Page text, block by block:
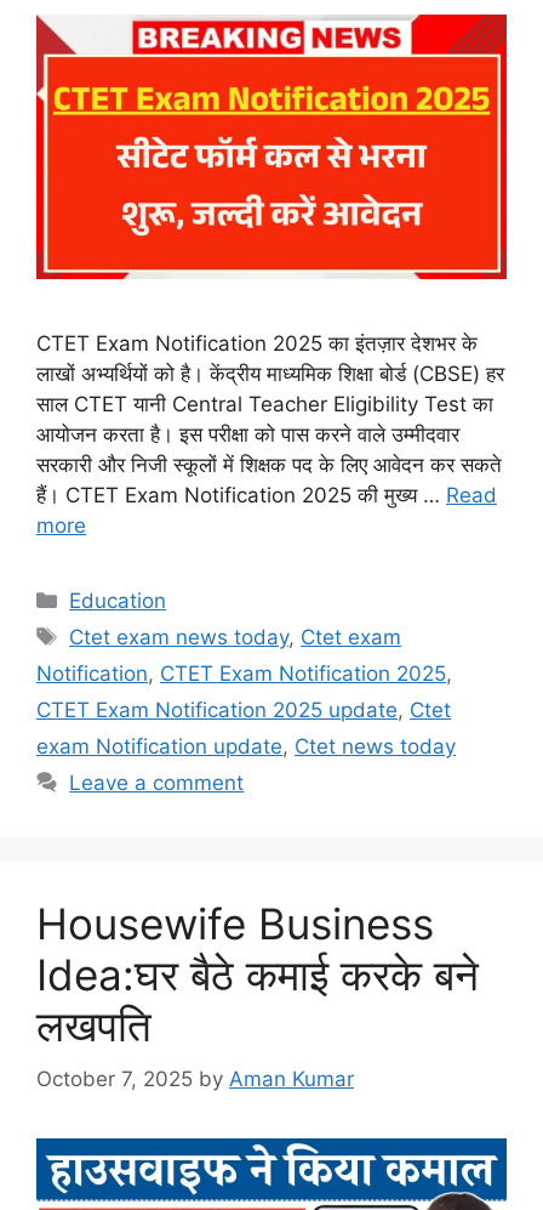
CTET Exam Notification 2025 का इंतज़ार देशभर के
लाखों अभ्यर्थियों को है। केंद्रीय माध्यमिक शिक्षा बोर्ड (CBSE) हर
साल CTET यानी Central Teacher Eligibility Test का
आयोजन करता है। इस परीक्षा को पास करने वाले उम्मीदवार
सरकारी और निजी स्कूलों में शिक्षक पद के लिए आवेदन कर सकते
हैं। CTET Exam Notification 2025 की मुख्य … Read
more
Categories
Education
Tags
Ctet exam news today, Ctet exam
Notification, CTET Exam Notification 2025,
CTET Exam Notification 2025 update, Ctet
exam Notification update, Ctet news today
Leave a comment
Housewife Business
Idea:घर बैठे कमाई करके बने
लखपति
October 7, 2025 by Aman Kumar